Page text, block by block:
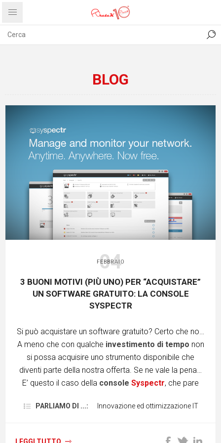
PRIVACY ABOUT US
BLOG
04
FEBBRAIO
3 BUONI MOTIVI (PIÙ UNO) PER “ACQUISTARE”
UN SOFTWARE GRATUITO: LA CONSOLE
SYSPECTR
Si può acquistare un software gratuito? Certo che no…
A meno che con qualche investimento di tempo non
si possa acquisire uno strumento disponibile che
diventi parte della nostra offerta. Se ne vale la pena…
E’ questo il caso della console Syspectr, che pare
Avira e che in realtà può fare questo e molto di più. Per
utilizzarla per soddisfare i vostri clienti, ad esempio per
PARLIAMO DI ...: Innovazione ed ottimizzazione IT